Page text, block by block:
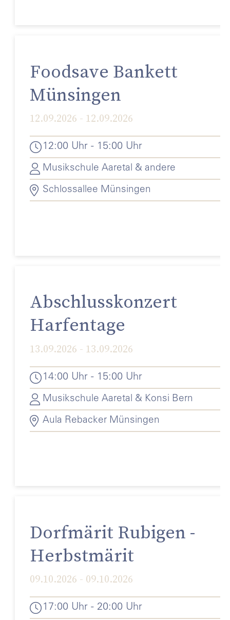
Foodsave Bankett
Münsingen
12.09.2026 - 12.09.2026
12:00 Uhr - 15:00 Uhr
Musikschule Aaretal & andere
Schlossallee Münsingen
Abschlusskonzert
Harfentage
13.09.2026 - 13.09.2026
14:00 Uhr - 15:00 Uhr
Musikschule Aaretal & Konsi Bern
Aula Rebacker Münsingen
Dorfmärit Rubigen -
Herbstmärit
09.10.2026 - 09.10.2026
17:00 Uhr - 20:00 Uhr